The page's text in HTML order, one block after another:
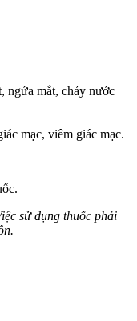
ngứa mắt, chảy nước
mạc, viêm giác mạc.
sử dụng thuốc phải